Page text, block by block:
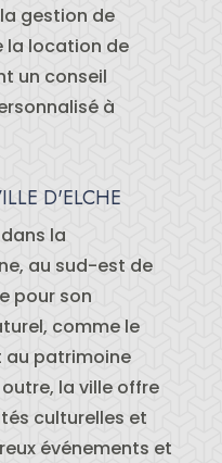
gestion de
la location de
un conseil
à
D'ELCHE
la
au sud-est de
pour son
comme le
au patrimoine
outre, la ville offre
culturelles et
événements et